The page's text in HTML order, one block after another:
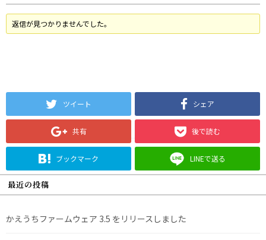
返信が見つかりませんでした。
ツイート シェア
共有 後で読む
ブックマーク LINEで送る
最近の投稿
かえうちファームウェア 3.5 をリリースしました